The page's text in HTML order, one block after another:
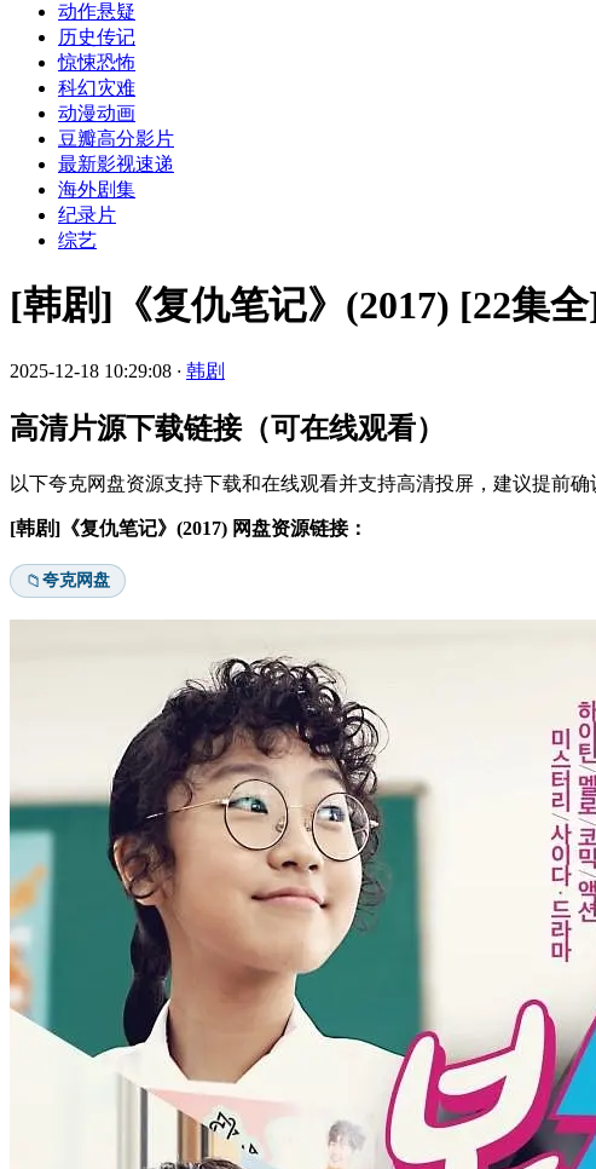
动作悬疑
历史传记
惊悚恐怖
科幻灾难
动漫动画
豆瓣高分影片
最新影视速递
海外剧集
纪录片
综艺
[韩剧]《复仇笔记》(2017) [22集
2025-12-18 10:29:08 · 韩剧
高清片源下载链接（可在线观看）
以下夸克网盘资源支持下载和在线观看并支持高清投屏，建议提前
[韩剧]《复仇笔记》(2017) 网盘资源链接：
📁夸克网盘